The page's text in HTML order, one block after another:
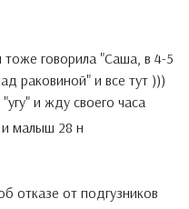
говорила "Саша, в 4-5
раковиной" и все тут )))
и жду своего часа
и малыш 28 н
отказе от подгузников